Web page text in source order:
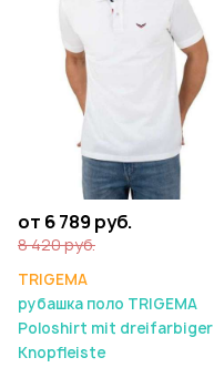
от 6 789 руб.
8 420 руб.
TRIGEMA
рубашка поло TRIGEMA
Poloshirt mit dreifarbiger
Knopfleiste